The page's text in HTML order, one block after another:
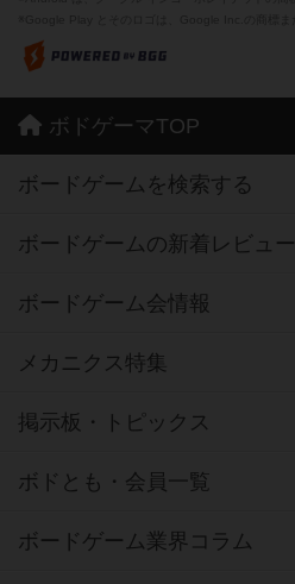
ボドゲーマTOP
ボードゲームを検索する
ボードゲームの新着レビュー
ボードゲーム会情報
メカニクス特集
掲示板・トピックス
ボドとも・会員一覧
ボードゲーム業界コラム